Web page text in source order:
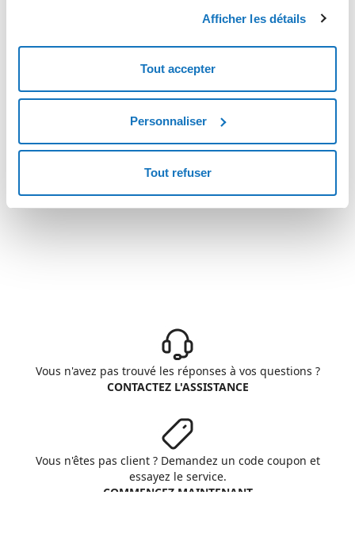
stockage des cookies nécessaires.
Afficher les détails
Tout accepter
Personnaliser
Tout refuser
Vous n'avez pas trouvé les réponses à vos questions ?
CONTACTEZ L'ASSISTANCE
Vous n'êtes pas client ? Demandez un code coupon et
essayez le service.
COMMENCEZ MAINTENANT